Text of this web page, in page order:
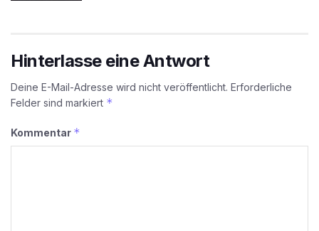
Hinterlasse eine Antwort
Deine E-Mail-Adresse wird nicht veröffentlicht. Erforderliche
Felder sind markiert *
Kommentar *